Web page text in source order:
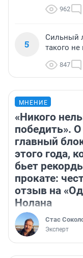
962
5
Сильный
такого
847
МНЕНИЕ
«Никого
победить».
главный
этого года,
бьет
прокате:
отзыв на
Нолана
Стас
Эксперт